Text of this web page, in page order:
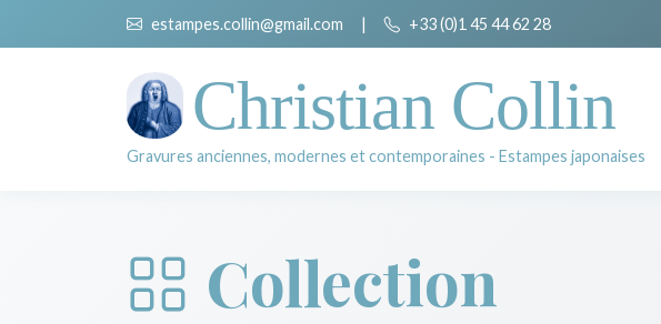
estampes.collin@gmail.com | +33 (0)1 45 44 62 28
Christian Collin
Gravures anciennes, modernes et contemporaines - Estampes japonaises
Collection